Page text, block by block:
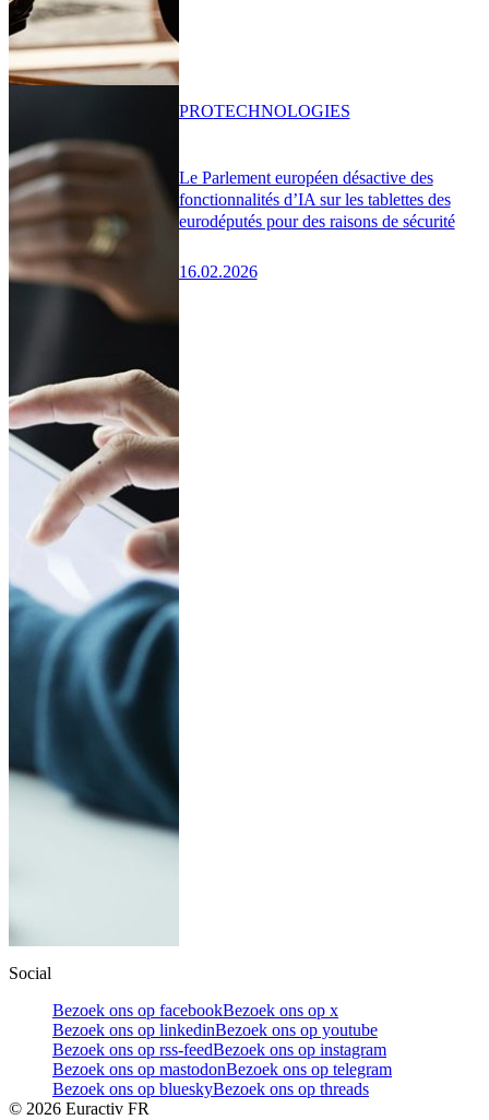
Le Parlement européen désactive des
fonctionnalités d’IA sur les tablettes des
eurodéputés pour des raisons de sécurité
16.02.2026
PROTECHNOLOGIES
Social
Bezoek ons op facebookBezoek ons op x
Bezoek ons op linkedinBezoek ons op youtube
Bezoek ons op rss-feedBezoek ons op instagram
Bezoek ons op mastodonBezoek ons op telegram
Bezoek ons op blueskyBezoek ons op threads
© 2026 Euractiv FR